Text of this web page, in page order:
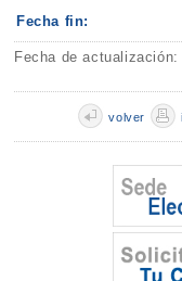
Fecha fin:
Fecha de
volver